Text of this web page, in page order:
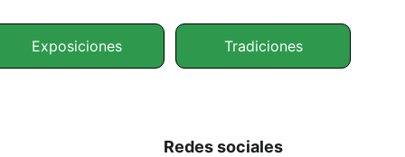
Exposiciones Tradiciones
Redes sociales